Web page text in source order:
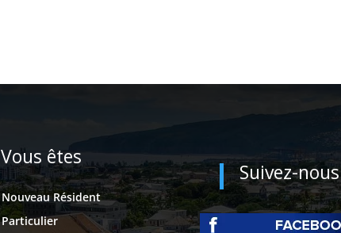
Vous êtes
Nouveau Résident
Particulier
Suivez-nous